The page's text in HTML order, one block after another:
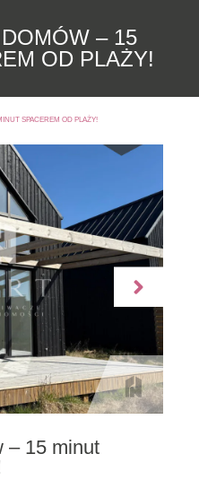
– 15
OD PLAŻY!
SPACEREM OD PLAŻY!
– 15 minut